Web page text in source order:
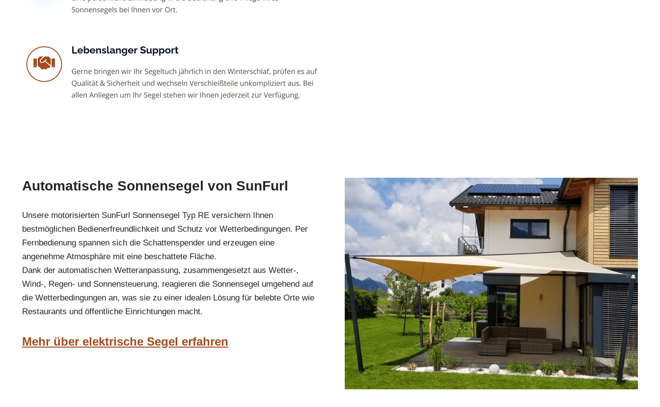
Automatische Sonnensegel von SunFurl
Unsere motorisierten SunFurl Sonnensegel Typ RE versichern Ihnen
bestmöglichen Bedienerfreundlichkeit und Schutz vor Wetterbedingungen. Per
Fernbedienung spannen sich die Schattenspender und erzeugen eine
angenehme Atmosphäre mit eine beschattete Fläche.
Dank der automatischen Wetteranpassung, zusammengesetzt aus Wetter-,
Wind-, Regen- und Sonnensteuerung, reagieren die Sonnensegel umgehend auf
die Wetterbedingungen an, was sie zu einer idealen Lösung für belebte Orte wie
Restaurants und öffentliche Einrichtungen macht.
Mehr über elektrische Segel erfahren